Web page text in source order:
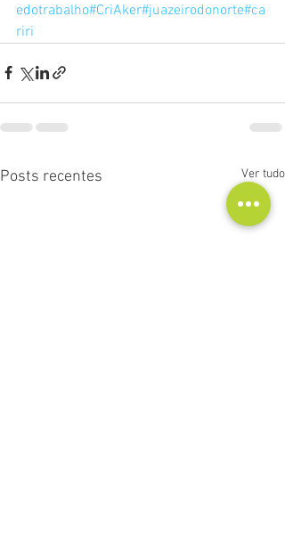
edotrabalho#CriAker#juazeirodonorte#ca
riri
Posts recentes Ver tudo